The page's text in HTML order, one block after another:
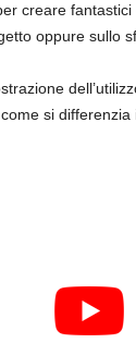
creare fantastici
oppure sullo
si